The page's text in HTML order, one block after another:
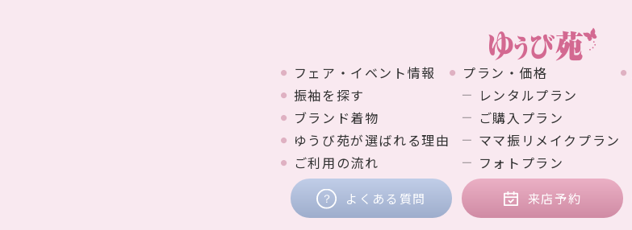
フェア・イベント情報
振袖を探す
ブランド着物
ゆうび苑が選ばれる理由
ご利用の流れ
プラン・価格
レンタルプラン
ご購入プラン
ママ振リメイクプラン
フォトプラン
よくある質問 来店予約